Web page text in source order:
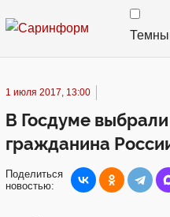
1 июля 2017, 13:00
В Госдуме выбрали
гражданина
Поделиться
новостью: